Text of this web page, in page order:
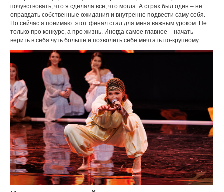
почувствовать, что я сделала все, что могла. А страх был один – не
оправдать собственные ожидания и внутренне подвести саму себя.
Но сейчас я понимаю: этот финал стал для меня важным уроком. Не
только про конкурс, а про жизнь. Иногда самое главное – начать
верить в себя чуть больше и позволить себе мечтать по-крупному.